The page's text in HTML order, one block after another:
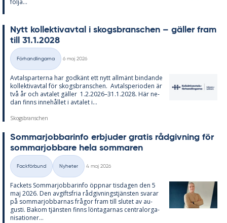
följa...
Nytt kol­lek­tivav­tal i skogs­branschen – gäl­ler fram
till 31.1.2028
Kategorier
Förhandlingarna
6 maj 2026
Av­tals­par­ter­na har god­känt ett nytt all­mänt bin­dan­de
kol­lek­tivav­tal för skogs­branschen. Av­tal­s­pe­ri­o­den är
två år och av­ta­let gäl­ler 1.2.2026–31.1.2028. Här ne­
dan fin­ns in­ne­hål­let i av­ta­let i...
Skogsbranschen
Som­mar­job­ba­rin­fo er­bju­der gra­tis råd­giv­ning för
som­mar­job­ba­re hela som­ma­ren
Kategorier
Fackförbund Nyheter
4 maj 2026
Fac­kets Som­mar­job­ba­rin­fo öpp­nar tis­da­gen den 5
maj 2026. Den av­gifts­fria råd­giv­nings­tjäns­ten sva­rar
på som­mar­job­bar­nas frå­gor fram till slu­tet av au­
gusti. Bakom tjäns­ten fin­ns lön­ta­gar­nas cen­tral­or­ga­
ni­sa­tio­ner...